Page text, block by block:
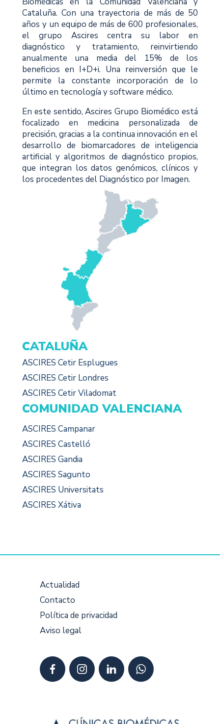
Cataluña. Con una trayectoria de más de 50
años y un equipo de más de 600 profesionales,
el grupo Ascires centra su labor en
diagnóstico y tratamiento, reinvirtiendo
anualmente una media del 15% de los
beneficios en I+D+i. Una reinversión que le
permite la constante incorporación de lo
último en tecnología y software médico.
En este sentido, Ascires Grupo Biomédico está
focalizado en medicina personalizada de
precisión, gracias a la continua innovación en el
desarrollo de biomarcadores de inteligencia
artificial y algoritmos de diagnóstico propios,
que integran los datos genómicos, clínicos y
los procedentes del Diagnóstico por Imagen.
CATALUÑA
ASCIRES Cetir Esplugues
ASCIRES Cetir Londres
ASCIRES Cetir Viladomat
COMUNIDAD VALENCIANA
ASCIRES Campanar
ASCIRES Castelló
ASCIRES Gandia
ASCIRES Sagunto
ASCIRES Universitats
ASCIRES Xátiva
Actualidad
Contacto
Política de privacidad
Aviso legal